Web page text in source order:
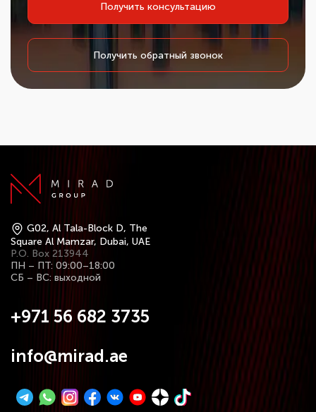
Получить консультацию
Получить обратный звонок
G02, Al Tala-Block D, The
Square Al Mamzar, Dubai, UAE
P.O. Box 213944
ПН – ПТ: 09:00–18:00
СБ – ВС: выходной
+971 56 682 3735
info@mirad.ae